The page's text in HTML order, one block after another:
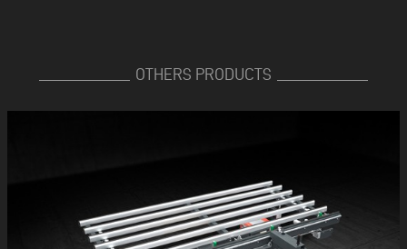
OTHERS PRODUCTS